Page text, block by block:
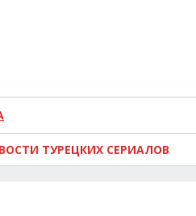
ТУРЕЦКИХ СЕРИАЛОВ